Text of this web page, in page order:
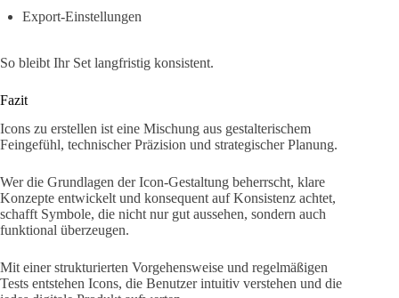
Export-Einstellungen
So bleibt Ihr Set langfristig konsistent.
Fazit
Icons zu erstellen ist eine Mischung aus gestalterischem
Feingefühl, technischer Präzision und strategischer Planung.
Wer die Grundlagen der Icon-Gestaltung beherrscht, klare
Konzepte entwickelt und konsequent auf Konsistenz achtet,
schafft Symbole, die nicht nur gut aussehen, sondern auch
funktional überzeugen.
Mit einer strukturierten Vorgehensweise und regelmäßigen
Tests entstehen Icons, die Benutzer intuitiv verstehen und die